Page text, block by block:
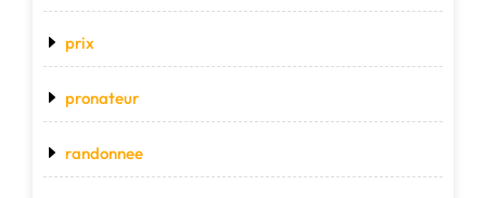
prix
pronateur
randonnee